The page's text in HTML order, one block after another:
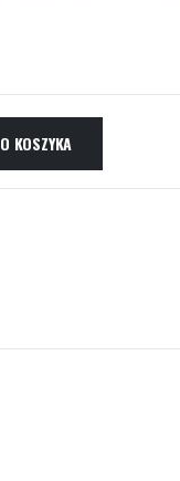
KOSZYKA